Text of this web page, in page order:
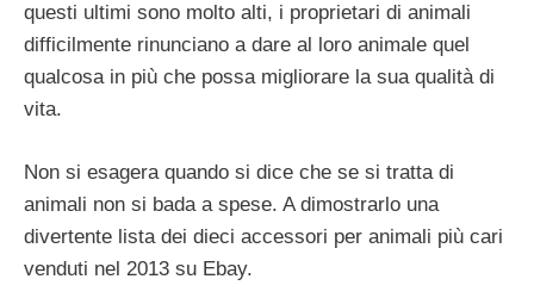
questi ultimi sono molto alti, i proprietari di animali
difficilmente rinunciano a dare al loro animale quel
qualcosa in più che possa migliorare la sua qualità di
vita.
Non si esagera quando si dice che se si tratta di
animali non si bada a spese. A dimostrarlo una
divertente lista dei dieci accessori per animali più cari
venduti nel 2013 su Ebay.